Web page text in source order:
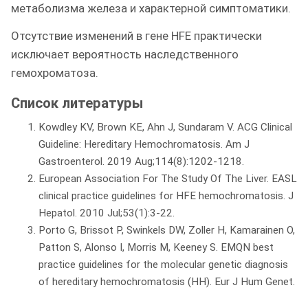
метаболизма железа и характерной симптоматики.
Отсутствие изменений в гене HFE практически
исключает вероятность наследственного
гемохроматоза.
Список литературы
Kowdley KV, Brown KE, Ahn J, Sundaram V. ACG Clinical
Guideline: Hereditary Hemochromatosis. Am J
Gastroenterol. 2019 Aug;114(8):1202-1218.
European Association For The Study Of The Liver. EASL
clinical practice guidelines for HFE hemochromatosis. J
Hepatol. 2010 Jul;53(1):3-22.
Porto G, Brissot P, Swinkels DW, Zoller H, Kamarainen O,
Patton S, Alonso I, Morris M, Keeney S. EMQN best
practice guidelines for the molecular genetic diagnosis
of hereditary hemochromatosis (HH). Eur J Hum Genet.